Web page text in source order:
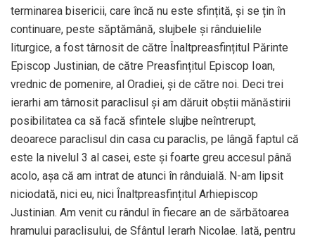
terminarea bisericii, care încă nu este sfințită, și se țin în
continuare, peste săptămână, slujbele și rânduielile
liturgice, a fost târnosit de către Înaltpreasfințitul Părinte
Episcop Justinian, de către Preasfințitul Episcop Ioan,
vrednic de pomenire, al Oradiei, și de către noi. Deci trei
ierarhi am târnosit paraclisul și am dăruit obștii mănăstirii
posibilitatea ca să facă sfintele slujbe neîntrerupt,
deoarece paraclisul din casa cu paraclis, pe lângă faptul că
este la nivelul 3 al casei, este și foarte greu accesul până
acolo, așa că am intrat de atunci în rânduială. N-am lipsit
niciodată, nici eu, nici Înaltpreasfințitul Arhiepiscop
Justinian. Am venit cu rândul în fiecare an de sărbătoarea
hramului paraclisului, de Sfântul Ierarh Nicolae. Iată, pentru